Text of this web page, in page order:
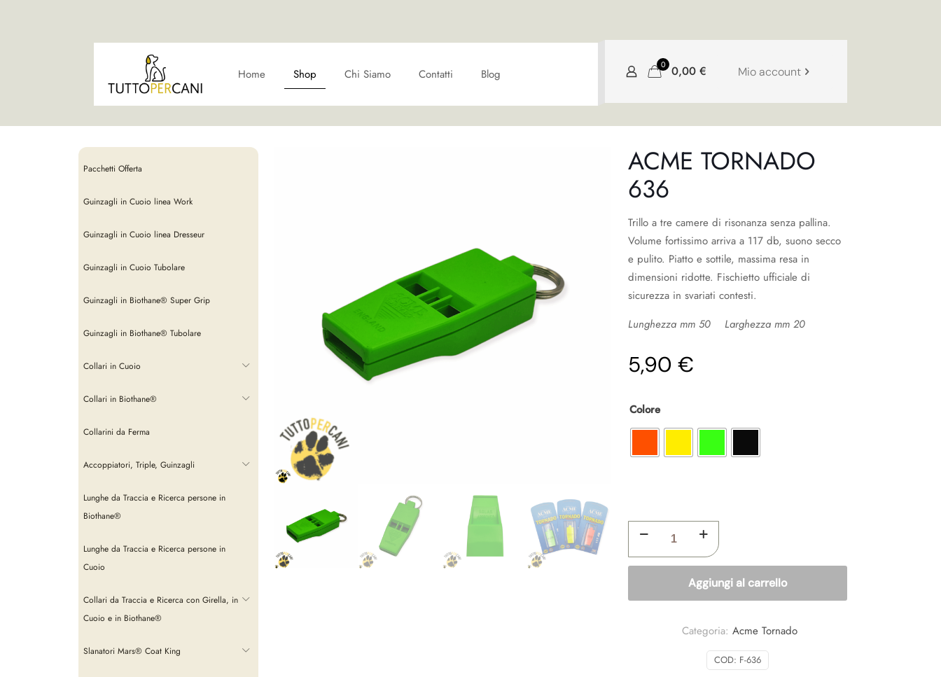
Home Shop Chi Siamo Contatti Blog
0 0,00 € Mio account
ACME TORNADO
636
Trillo a tre camere di risonanza senza pallina.
Volume fortissimo arriva a 117 db, suono secco
e pulito. Piatto e sottile, massima resa in
dimensioni ridotte. Fischietto ufficiale di
sicurezza in svariati contesti.
Lunghezza mm 50 Larghezza mm 20
5,90 €
Colore
ACME
TORNADO
636
Aggiungi al carrello
COD: F-636
Categoria: Acme Tornado
Pacchetti Offerta
Guinzagli in Cuoio linea Work
Guinzagli in Cuoio linea Dresseur
Guinzagli in Cuoio Tubolare
Guinzagli in Biothane® Super Grip
Guinzagli in Biothane® Tubolare
Collari in Cuoio
Collari in Biothane®
Collarini da Ferma
Accoppiatori, Triple, Guinzagli
Lunghe da Traccia e Ricerca persone in
Biothane®
Lunghe da Traccia e Ricerca persone in
Cuoio
Collari da Traccia e Ricerca con Girella, in
Cuoio e in Biothane®
Slanatori Mars® Coat King